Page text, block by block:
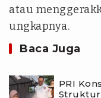
atau
ungkapnya.
Baca Juga
PRI